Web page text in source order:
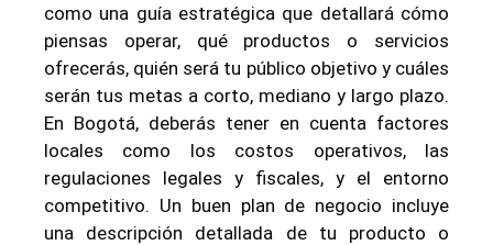
como una guía estratégica que detallará cómo
piensas operar, qué productos o servicios
ofrecerás, quién será tu público objetivo y cuáles
serán tus metas a corto, mediano y largo plazo.
En Bogotá, deberás tener en cuenta factores
locales como los costos operativos, las
regulaciones legales y fiscales, y el entorno
competitivo. Un buen plan de negocio incluye
una descripción detallada de tu producto o